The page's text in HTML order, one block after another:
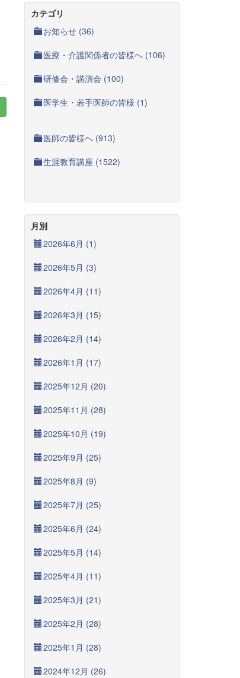
カテゴリ
お知らせ (36)
医療・介護関係者の皆様へ (106)
研修会・講演会 (100)
医学生・若手医師の皆様 (1)
医師の皆様へ (913)
生涯教育講座 (1522)
月別
2026年6月 (1)
2026年5月 (3)
2026年4月 (11)
2026年3月 (15)
2026年2月 (14)
2026年1月 (17)
2025年12月 (20)
2025年11月 (28)
2025年10月 (19)
2025年9月 (25)
2025年8月 (9)
2025年7月 (25)
2025年6月 (24)
2025年5月 (14)
2025年4月 (11)
2025年3月 (21)
2025年2月 (28)
2025年1月 (28)
2024年12月 (26)